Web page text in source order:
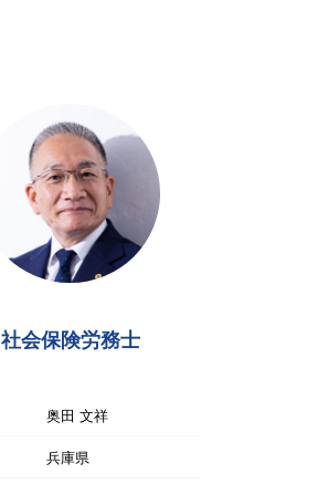
社会保険労務士
奥田 文祥
兵庫県